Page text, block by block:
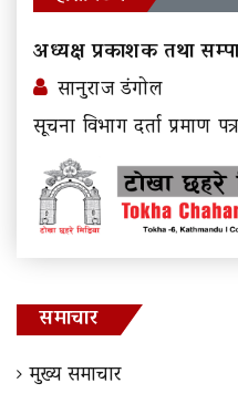
अध्यक्ष प्रकाशक तथा
सानुराज डंगोल
सूचना विभाग दर्ता
समाचार
मुख्य समाचार